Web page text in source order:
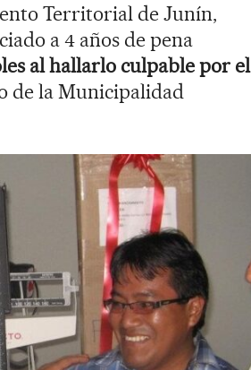
Territorial de Junín,
a 4 años de pena
al hallarlo culpable por el
de la Municipalidad